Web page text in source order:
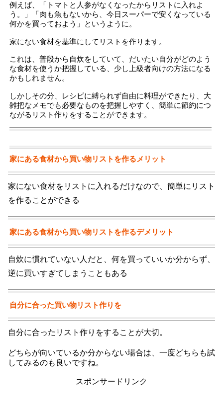
例えば、「トマトと人参がなくなったからリストに入れよ
う。」「肉も魚もないから、今日スーパーで安くなっている
何かを買っておよう」というように。
家にない食材を基準にしてリストを作ります。
これは、普段から自炊をしていて、だいたい自分がどのよう
な食材を使うか把握している、少し上級者向けの方法になる
かもしれません。
しかしその分、レシピに縛られず自由に料理ができたり、大
雑把なメモでも必要なものを把握しやすく、簡単に節約につ
ながるリスト作りをすることができます。
家にある食材から買い物リストを作るメリット
家にない食材をリストに入れるだけなので、簡単にリスト
を作ることができる
家にある食材から買い物リストを作るデメリット
自炊に慣れていない人だと、何を買っていいか分からず、
逆に買いすぎてしまうこともある
自分に合った買い物リスト作りを
自分に合ったリスト作りをすることが大切。
どちらが向いているか分からない場合は、一度どちらも試
してみるのも良いですね。
スポンサードリンク